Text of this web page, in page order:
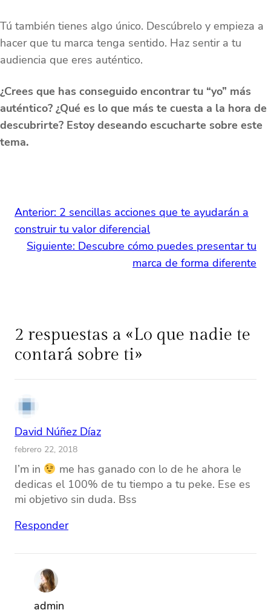
Tú también tienes algo único. Descúbrelo y empieza a
hacer que tu marca tenga sentido. Haz sentir a tu
audiencia que eres auténtico.
¿Crees que has conseguido encontrar tu “yo” más
auténtico? ¿Qué es lo que más te cuesta a la hora de
descubrirte? Estoy deseando escucharte sobre este
tema.
Anterior: 2 sencillas acciones que te ayudarán a
construir tu valor diferencial
Siguiente: Descubre cómo puedes presentar tu
marca de forma diferente
2 respuestas a «Lo que nadie te
contará sobre ti»
David Núñez Díaz
febrero 22, 2018
I’m in
me has ganado con lo de he ahora le
dedicas el 100% de tu tiempo a tu peke. Ese es
mi objetivo sin duda. Bss
Responder
admin